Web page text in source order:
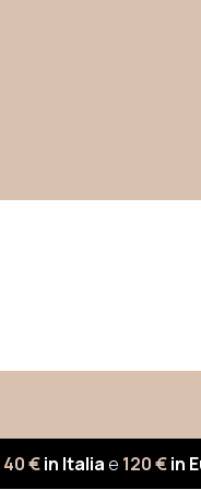
40 €in Italia e 120 €in